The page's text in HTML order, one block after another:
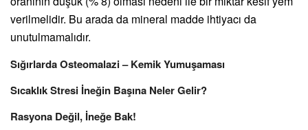
verilmelidir. Bu arada da mineral madde ihtiyacı da
unutulmamalıdır.
Sığırlarda Osteomalazi – Kemik Yumuşaması
Sıcaklık Stresi İneğin Başına Neler Gelir?
Rasyona Değil, İneğe Bak!